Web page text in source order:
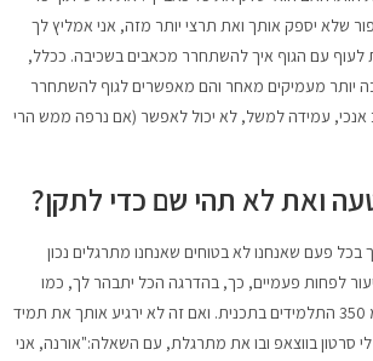
שלא יספק אותך ואת תרצי יותר מזה, אני אמליץ לך
לעוף עם הגוף איך להשתחרר מכאבים בשכיבה. ככלל,
יותר מעמיקים מאחר והם מאפשרים לגוף להשתחרר
עמידה למשל, לא יכול לאפשר (אם נרפה ממש הרי
ואת לא תהי שם כדי לתקן?
פעם שאנחנו לא בטוחים שאנחנו מתרגלים נכון
לפחות פעמיים, כך, בהדרגה הכל יתבהר לך, כמו
שהתבהר כבר ללמעלה מ 350 התלמידים בתכנית. ואם זה לא ירגיע אותך את תמיד
סרטון בווצאפ ובו את מתרגלת, עם השאלה:"אורנה, אני